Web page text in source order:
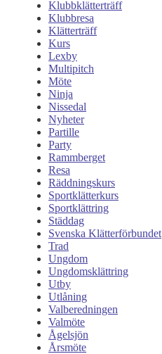
Klubbklätterträff
Klubbresa
Klätterträff
Kurs
Lexby
Multipitch
Möte
Ninja
Nissedal
Nyheter
Partille
Party
Rammberget
Resa
Räddningskurs
Sportklätterkurs
Sportklättring
Städdag
Svenska Klätterförbundet
Trad
Ungdom
Ungdomsklättring
Utby
Utlåning
Valberedningen
Valmöte
Ågelsjön
Årsmöte